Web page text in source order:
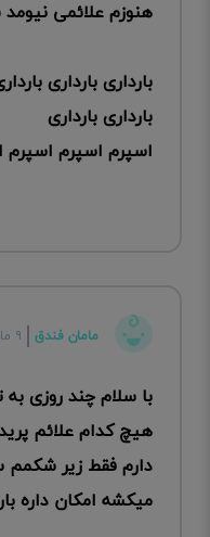
هنوزم علائمی
بارداری بارداری
بارداری بارداری
اسپرم اسپرم اسپرم
مامان فندق ۹ ماهگی
با سلام چند روزی به
هیچ کدام علائم
دارم فقط زیر شکمم
میکشه امکان داره